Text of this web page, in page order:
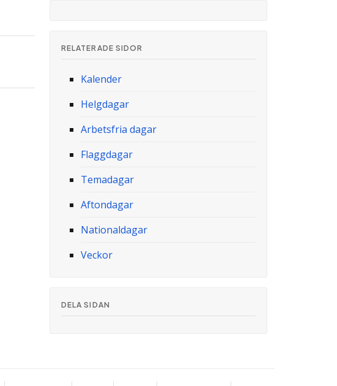
RELATERADE SIDOR
Kalender
Helgdagar
Arbetsfria dagar
Flaggdagar
Temadagar
Aftondagar
Nationaldagar
Veckor
DELA SIDAN